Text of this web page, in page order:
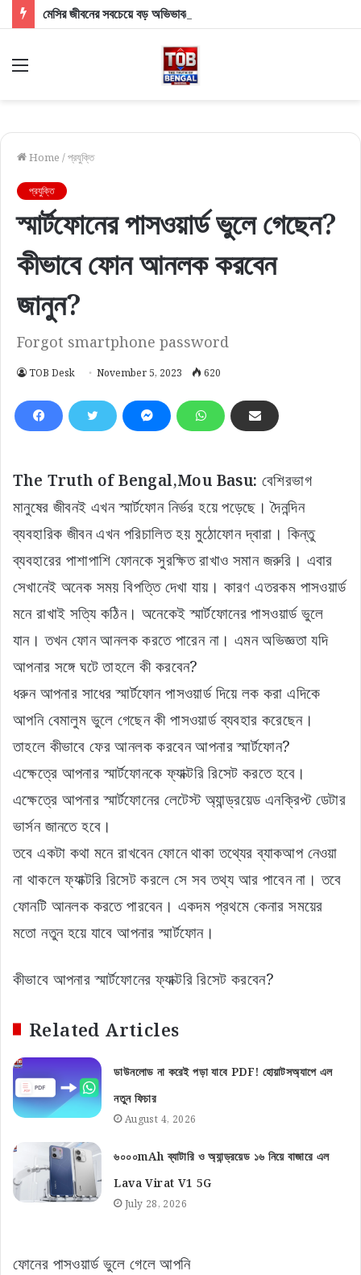
Menu
Home /প্রযুক্তি
প্রযুক্তি
স্মার্টফোনের পাসওয়ার্ড ভুলে গেছেন?
কীভাবে ফোন আনলক করবেন
জানুন?
Forgot smartphone password
TOB Desk November 5, 2023 620
The Truth of Bengal,Mou Basu: বেশিরভাগ
মানুষের জীবনই এখন স্মার্টফোন নির্ভর হয়ে পড়েছে। দৈনন্দিন
ব্যবহারিক জীবন এখন পরিচালিত হয় মুঠোফোন দ্বারা। কিন্তু
ব্যবহারের পাশাপাশি ফোনকে সুরক্ষিত রাখাও সমান জরুরি। এবার
সেখানেই অনেক সময় বিপত্তি দেখা যায়। কারণ এতরকম পাসওয়ার্ড
মনে রাখাই সত্যি কঠিন। অনেকেই স্মার্টফোনের পাসওয়ার্ড ভুলে
যান। তখন ফোন আনলক করতে পারেন না। এমন অভিজ্ঞতা যদি
আপনার সঙ্গে ঘটে তাহলে কী করবেন?
ধরুন আপনার সাধের স্মার্টফোন পাসওয়ার্ড দিয়ে লক করা এদিকে
আপনি বেমালুম ভুলে গেছেন কী পাসওয়ার্ড ব্যবহার করেছেন।
তাহলে কীভাবে ফের আনলক করবেন আপনার স্মার্টফোন?
এক্ষেত্রে আপনার স্মার্টফোনকে ফ্যাক্টরি রিসেট করতে হবে।
এক্ষেত্রে আপনার স্মার্টফোনের লেটেস্ট অ্যান্ড্রয়েড এনক্রিপ্ট ডেটার
ভার্সন জানতে হবে।
তবে একটা কথা মনে রাখবেন ফোনে থাকা তথ্যের ব্যাকআপ নেওয়া
না থাকলে ফ্যাক্টরি রিসেট করলে সে সব তথ্য আর পাবেন না। তবে
ফোনটি আনলক করতে পারবেন। একদম প্রথমে কেনার সময়ের
মতো নতুন হয়ে যাবে আপনার স্মার্টফোন।
কীভাবে আপনার স্মার্টফোনের ফ্যাক্টরি রিসেট করবেন?
Related Articles
ডাউনলোড না করেই পড়া যাবে PDF! হোয়াটসঅ্যাপে এল
নতুন ফিচার
August 4, 2026
৬০০০mAh ব্যাটারি ও অ্যান্ড্রয়েড ১৬ নিয়ে বাজারে এল
Lava Virat V1 5G
July 28, 2026
ফোনের পাসওয়ার্ড ভুলে গেলে আপনি